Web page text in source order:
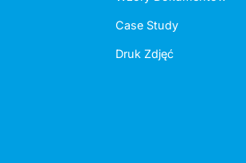
Case Study
Druk Zdjęć